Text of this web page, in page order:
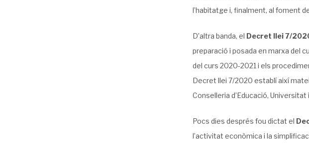
l’habitatge i, finalment, al foment
D’altra banda, el Decret llei 7/
preparació i posada en marxa del
del curs 2020-2021 i els
Decret llei 7/2020 establí així
Conselleria d’Educació, Universitat
Pocs dies després fou dictat el
l’activitat econòmica i la